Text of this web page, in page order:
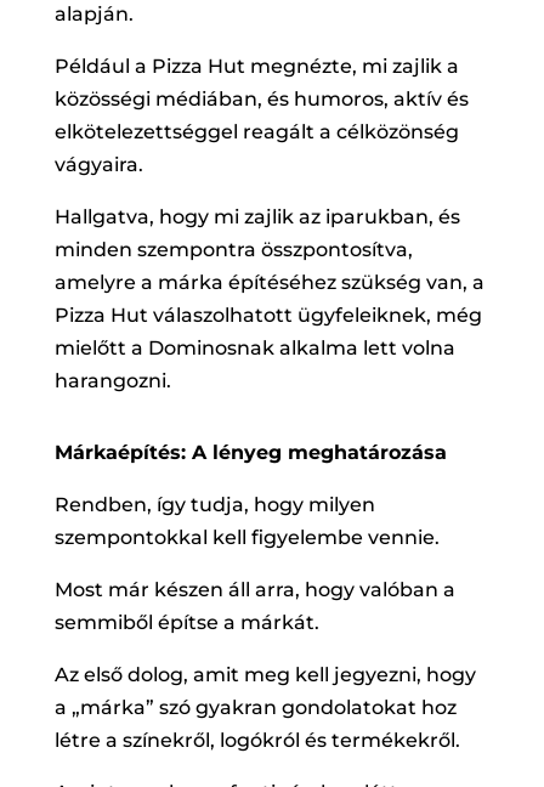
alapján.
Például a Pizza Hut megnézte, mi zajlik a
közösségi médiában, és humoros, aktív és
elkötelezettséggel reagált a célközönség
vágyaira.
Hallgatva, hogy mi zajlik az iparukban, és
minden szempontra összpontosítva,
amelyre a márka építéséhez szükség van, a
Pizza Hut válaszolhatott ügyfeleiknek, még
mielőtt a Dominosnak alkalma lett volna
harangozni.
Márkaépítés: A lényeg meghatározása
Rendben, így tudja, hogy milyen
szempontokkal kell figyelembe vennie.
Most már készen áll arra, hogy valóban a
semmiből építse a márkát.
Az első dolog, amit meg kell jegyezni, hogy
a „márka” szó gyakran gondolatokat hoz
létre a színekről, logókról és termékekről.